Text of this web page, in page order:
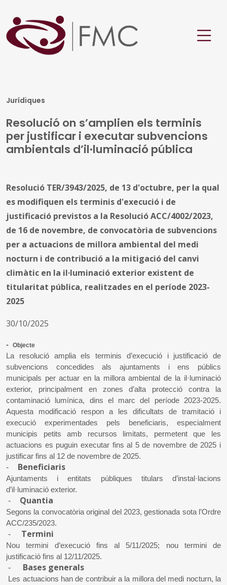
Jurídiques
Resolució on s’amplien els terminis
per justificar i executar subvencions
ambientals d’il·luminació pública
Resolució TER/3943/2025, de 13 d'octubre, per la qual
es modifiquen els terminis d'execució i de
justificació previstos a la Resolució ACC/4002/2023,
de 16 de novembre, de convocatòria de subvencions
per a actuacions de millora ambiental del medi
nocturn i de contribució a la mitigació del canvi
climàtic en la il·luminació exterior existent de
titularitat pública, realitzades en el període 2023-
2025
30/10/2025
- Objecte
La resolució amplia els terminis d’execució i justificació de
subvencions concedides als ajuntaments i ens públics
municipals per actuar en la millora ambiental de la il·luminació
exterior, principalment en zones d’alta protecció contra la
contaminació lumínica, dins el marc del període 2023-2025.
Aquesta modificació respon a les dificultats de tramitació i
execució experimentades pels beneficiaris, especialment
municipis petits amb recursos limitats, permetent que les
actuacions es puguin executar fins al 5 de novembre de 2025 i
justificar fins al 12 de novembre de 2025.
- Beneficiaris
Ajuntaments i entitats públiques titulars d’instal·lacions
d’il·luminació exterior.
- Quantia
Segons la convocatòria original del 2023, gestionada sota l’Ordre
ACC/235/2023.
- Termini
Nou termini d’execució fins al 5/11/2025; nou termini de
justificació fins al 12/11/2025.
- Bases generals
Les actuacions han de contribuir a la millora del medi nocturn, la